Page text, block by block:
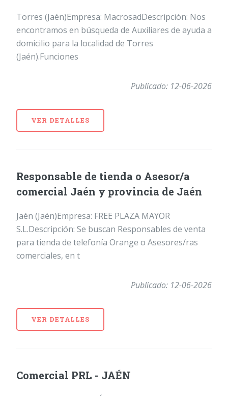
Torres (Jaén)Empresa: MacrosadDescripción: Nos
encontramos en búsqueda de Auxiliares de ayuda a
domicilio para la localidad de Torres
(Jaén).Funciones
Publicado: 12-06-2026
VER DETALLES
Responsable de tienda o Asesor/a
comercial Jaén y provincia de Jaén
Jaén (Jaén)Empresa: FREE PLAZA MAYOR
S.L.Descripción: Se buscan Responsables de venta
para tienda de telefonía Orange o Asesores/ras
comerciales, en t
Publicado: 12-06-2026
VER DETALLES
Comercial PRL - JAÉN